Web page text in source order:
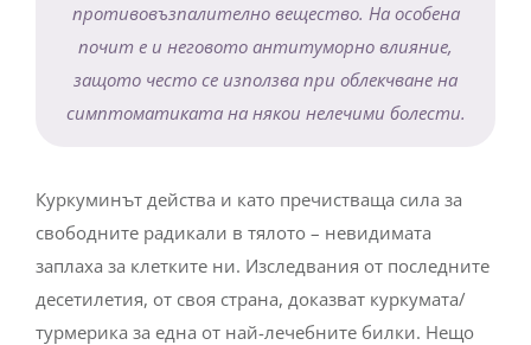
противовъзпалително вещество. На особена
почит е и неговото антитуморно влияние,
защото често се използва при облекчване на
симптоматиката на някои нелечими болести.
Куркуминът действа и като пречистваща сила за
свободните радикали в тялото – невидимата
заплаха за клетките ни. Изследвания от последните
десетилетия, от своя страна, доказват куркумата/
турмерика за една от най-лечебните билки. Нещо